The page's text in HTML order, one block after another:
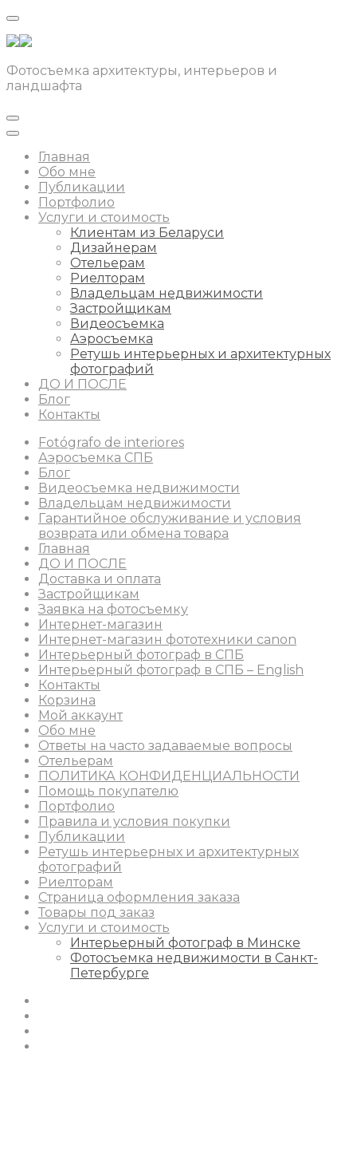
Фотосъемка архитектуры, интерьеров и
ландшафта
Главная
Обо мне
Публикации
Портфолио
Услуги и стоимость
Клиентам из Беларуси
Дизайнерам
Отельерам
Риелторам
Владельцам недвижимости
Застройщикам
Видеосъемка
Аэросъемка
Ретушь интерьерных и архитектурных
фотографий
ДО И ПОСЛЕ
Блог
Контакты
Fotógrafo de interiores
Аэросъемка СПБ
Блог
Видеосъемка недвижимости
Владельцам недвижимости
Гарантийное обслуживание и условия
возврата или обмена товара
Главная
ДО И ПОСЛЕ
Доставка и оплата
Застройщикам
Заявка на фотосъемку
Интернет-магазин
Интернет-магазин фототехники canon
Интерьерный фотограф в СПБ
Интерьерный фотограф в СПБ – English
Контакты
Корзина
Мой аккаунт
Обо мне
Ответы на часто задаваемые вопросы
Отельерам
ПОЛИТИКА КОНФИДЕНЦИАЛЬНОСТИ
Помощь покупателю
Портфолио
Правила и условия покупки
Публикации
Ретушь интерьерных и архитектурных
фотографий
Риелторам
Страница оформления заказа
Товары под заказ
Услуги и стоимость
Интерьерный фотограф в Минске
Фотосъемка недвижимости в Санкт-
Петербурге